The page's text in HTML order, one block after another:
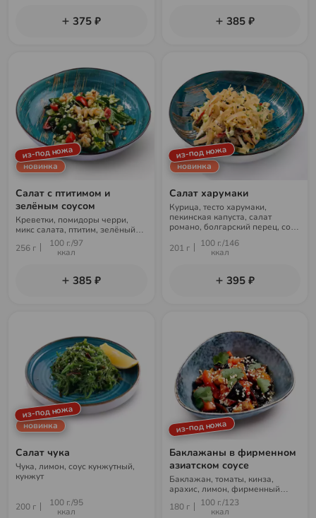
375 ₽ 385 ₽
из-под ножа
новинка
Салат с птитимом и
зелёным соусом
Креветки, помидоры черри,
микс салата, птитим, зелёный
256 г
100 г./97
ккал
385 ₽
из-под ножа
новинка
Салат харумаки
Курица, тесто харумаки,
пекинская капуста, салат
романо, болгарский перец, соус
201 г
100 г./146
ккал
395 ₽
из-под ножа
новинка
Салат чука
Чука, лимон, соус кунжутный,
кунжут
200 г
100 г./95
ккал
из-под ножа
Баклажаны в фирменном
азиатском соусе
Баклажан, томаты, кинза,
арахис, лимон, фирменный
азиатский соус
180 г
100 г./123
ккал